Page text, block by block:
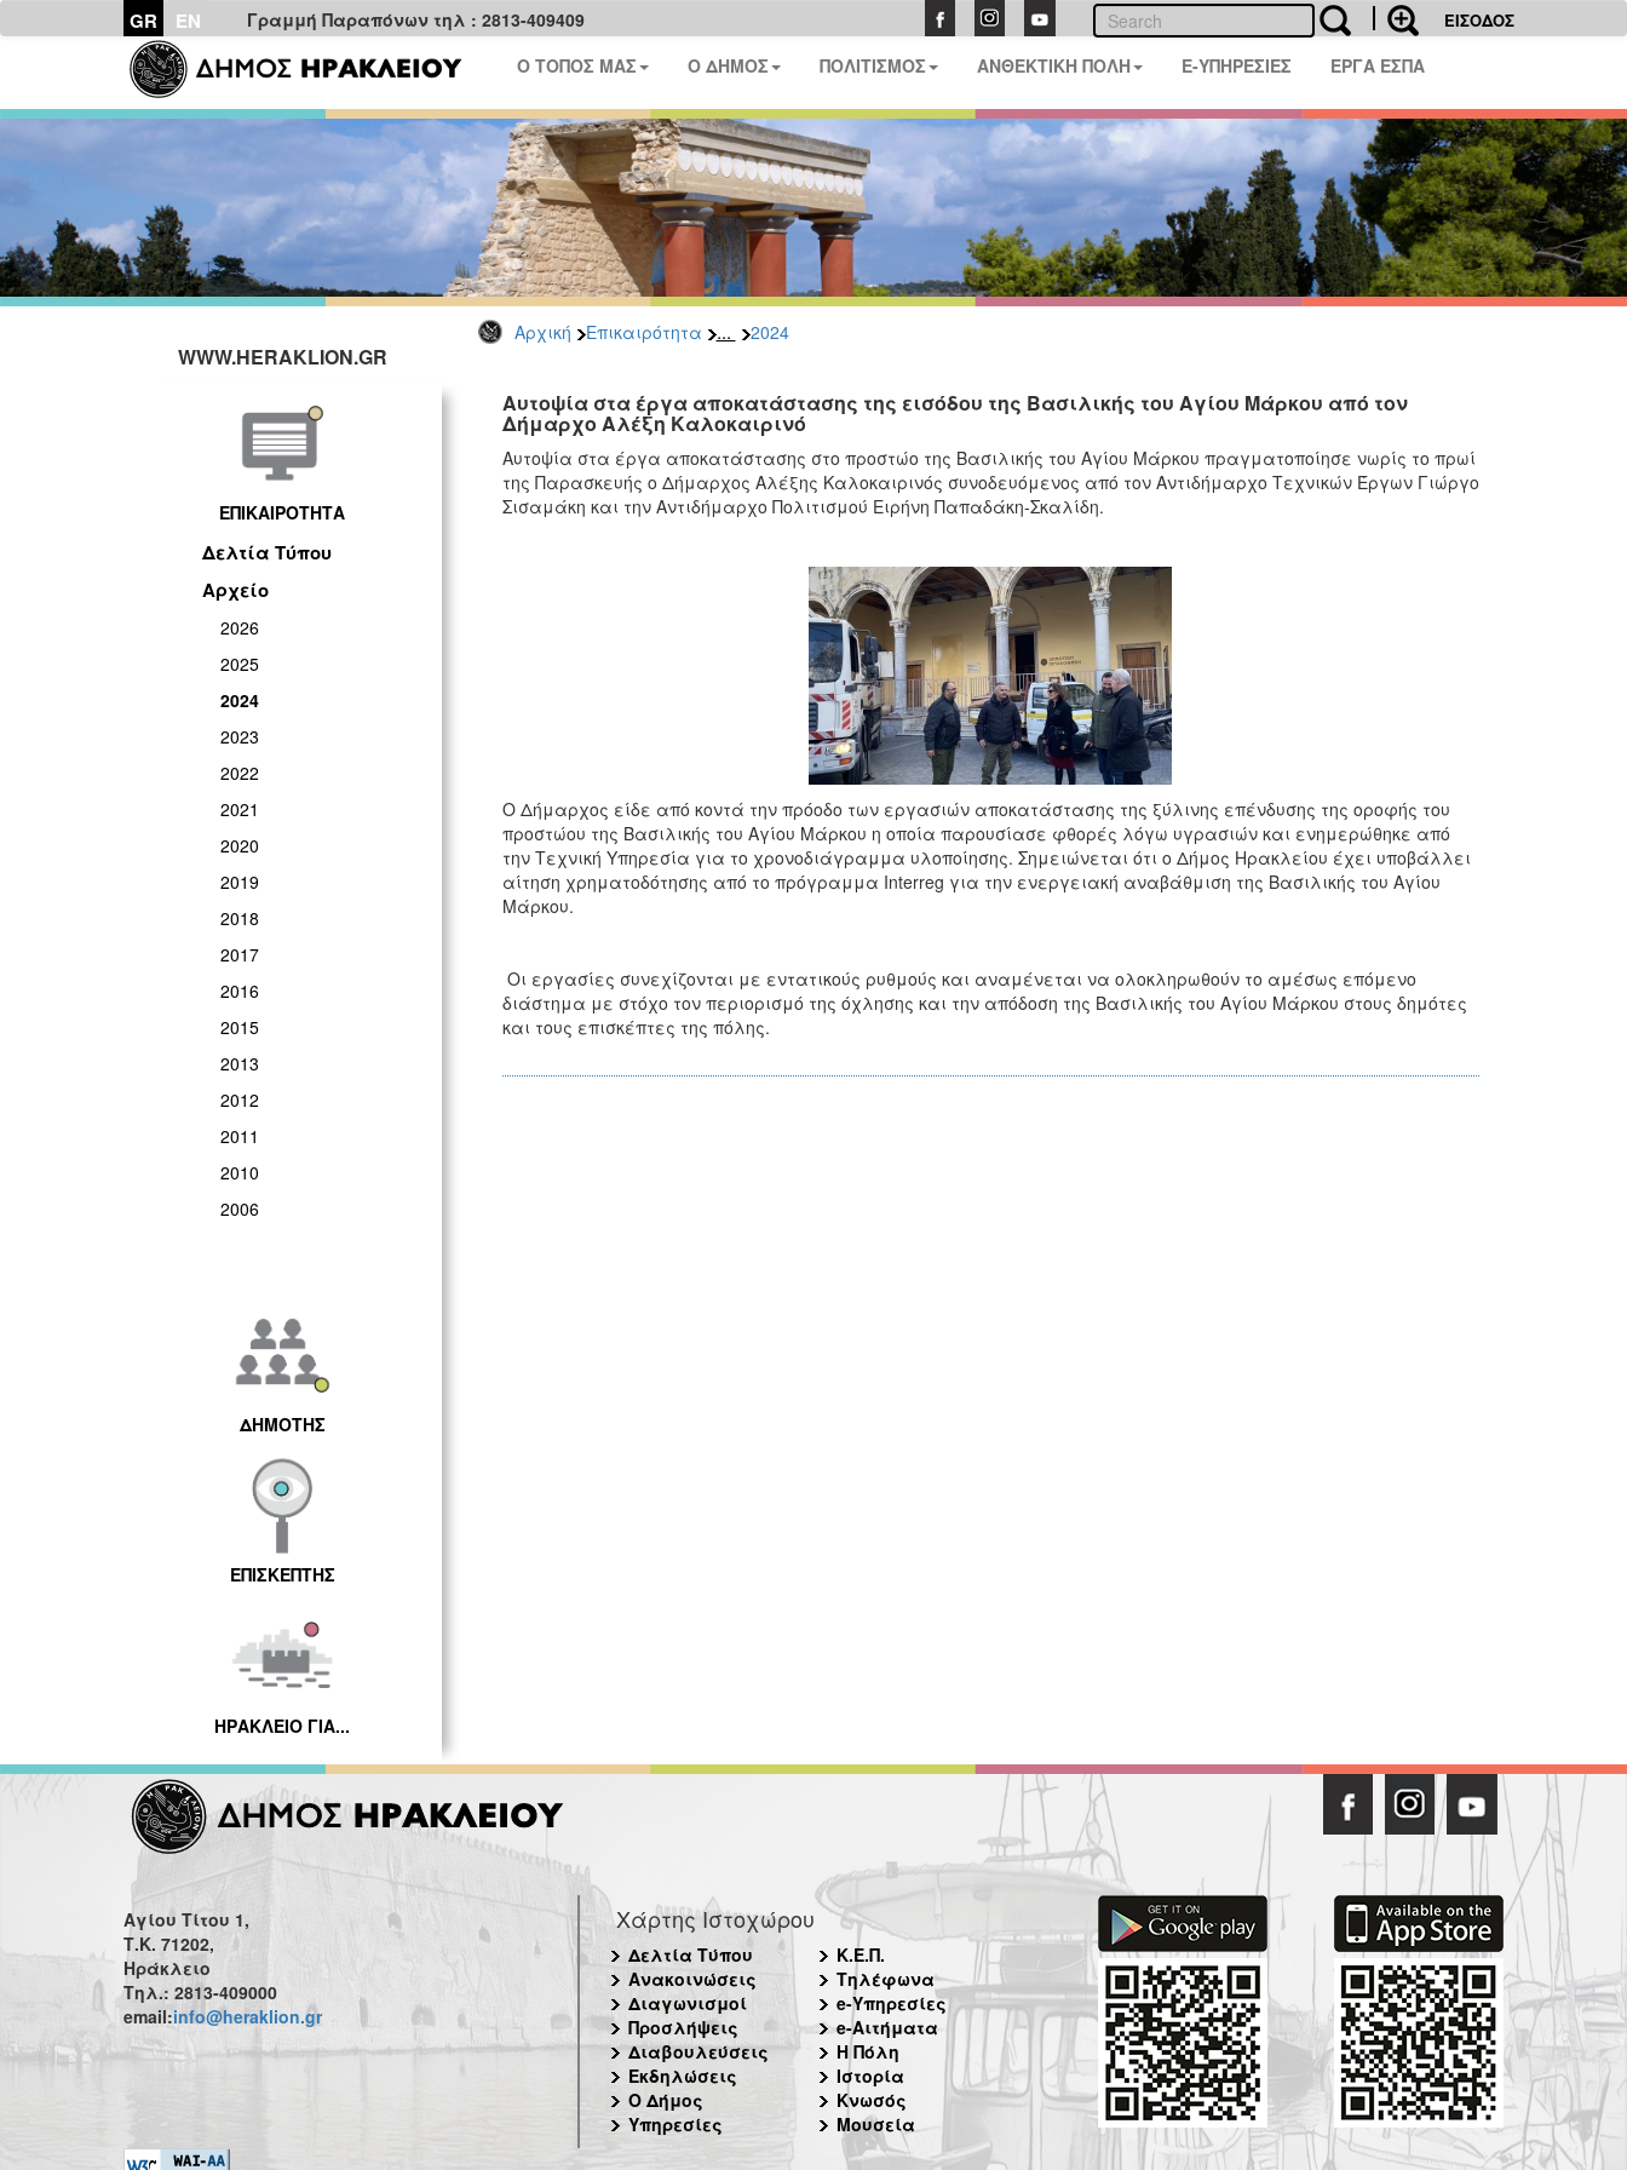
GR EN Γραμμή Παραπόνων τηλ : 2813-409409 ΕΙΣΟΔΟΣ
Ο ΤΟΠΟΣ ΜΑΣ Ο ΔΗΜΟΣ ΠΟΛΙΤΙΣΜΟΣ ΑΝΘΕΚΤΙΚΗ ΠΟΛΗ E-ΥΠΗΡΕΣΙΕΣ ΕΡΓΑ ΕΣΠΑ
Αρχική Επικαιρότητα ... 2024
WWW.HERAKLION.GR
ΕΠΙΚΑΙΡΟΤΗΤΑ
Δελτία Τύπου
Αρχείο
2026
2025
2024
2023
2022
2021
2020
2019
2018
2017
2016
2015
2013
2012
2011
2010
2006
ΔΗΜΟΤΗΣ
ΕΠΙΣΚΕΠΤΗΣ
ΗΡΑΚΛΕΙΟ ΓΙΑ...
Αυτοψία στα έργα αποκατάστασης της εισόδου της Βασιλικής του Αγίου Μάρκου από τον
Δήμαρχο Αλέξη Καλοκαιρινό
Αυτοψία στα έργα αποκατάστασης στο προστώο της Βασιλικής του Αγίου Μάρκου πραγματοποίησε νωρίς το πρωί
της Παρασκευής ο Δήμαρχος Αλέξης Καλοκαιρινός συνοδευόμενος από τον Αντιδήμαρχο Τεχνικών Έργων Γιώργο
Σισαμάκη και την Αντιδήμαρχο Πολιτισμού Ειρήνη Παπαδάκη-Σκαλίδη.
Ο Δήμαρχος είδε από κοντά την πρόοδο των εργασιών αποκατάστασης της ξύλινης επένδυσης της οροφής του
προστώου της Βασιλικής του Αγίου Μάρκου η οποία παρουσίασε φθορές λόγω υγρασιών και ενημερώθηκε από
την Τεχνική Υπηρεσία για το χρονοδιάγραμμα υλοποίησης. Σημειώνεται ότι ο Δήμος Ηρακλείου έχει υποβάλλει
αίτηση χρηματοδότησης από το πρόγραμμα Interreg για την ενεργειακή αναβάθμιση της Βασιλικής του Αγίου
Μάρκου.
Οι εργασίες συνεχίζονται με εντατικούς ρυθμούς και αναμένεται να ολοκληρωθούν το αμέσως επόμενο
διάστημα με στόχο τον περιορισμό της όχλησης και την απόδοση της Βασιλικής του Αγίου Μάρκου στους δημότες
και τους επισκέπτες της πόλης.
Αγίου Τίτου 1,
Τ.Κ. 71202,
Ηράκλειο
Τηλ.: 2813-409000
email:info@heraklion.gr
Χάρτης Ιστοχώρου
Δελτία Τύπου
Ανακοινώσεις
Διαγωνισμοί
Προσλήψεις
Διαβουλεύσεις
Εκδηλώσεις
Ο Δήμος
Υπηρεσίες
Κ.Ε.Π.
Τηλέφωνα
e-Υπηρεσίες
e-Αιτήματα
Η Πόλη
Ιστορία
Κνωσός
Μουσεία